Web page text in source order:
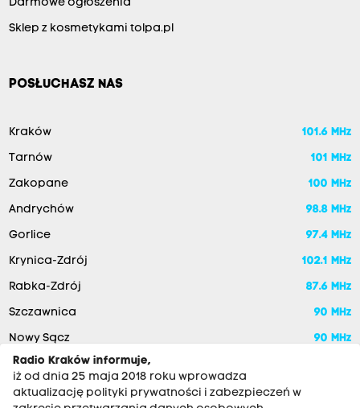
Darmowe ogłoszenia
Sklep z kosmetykami tolpa.pl
POSŁUCHASZ NAS
Kraków 101.6 MHz
Tarnów 101 MHz
Zakopane 100 MHz
Andrychów 98.8 MHz
Gorlice 97.4 MHz
Krynica-Zdrój 102.1 MHz
Rabka-Zdrój 87.6 MHz
Szczawnica 90 MHz
Nowy Sącz
90 MHz
Radio Kraków informuje,
iż od dnia 25 maja 2018 roku wprowadza
aktualizację polityki prywatności i zabezpieczeń w